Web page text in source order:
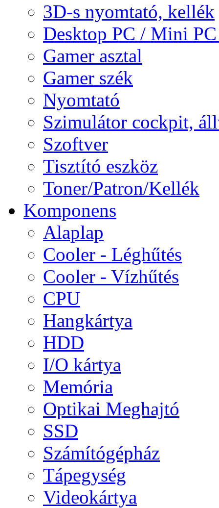
3D-s nyomtató, kellék
Desktop PC / Mini
Gamer asztal
Gamer szék
Nyomtató
Szimulátor cockpit,
Szoftver
Tisztító eszköz
Toner/Patron/Kellék
Komponens
Alaplap
Cooler - Léghűtés
Cooler - Vízhűtés
CPU
Hangkártya
HDD
I/O kártya
Memória
Optikai Meghajtó
SSD
Számítógépház
Tápegység
Videokártya